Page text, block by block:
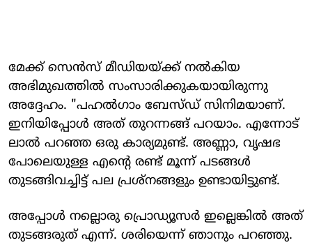
മേക്ക് സെന്‍സ് മീഡിയയ്ക്ക് നല്‍കിയ
അഭിമുഖത്തിൽ സംസാരിക്കുകയായിരുന്നു
അദ്ദേഹം. "പഹൽഗാം ബേസ്ഡ് സിനിമയാണ്.
ഇനിയിപ്പോള്‍ അത് തുറന്നങ്ങ് പറയാം. എന്നോട്
ലാല്‍ പറഞ്ഞ ഒരു കാര്യമുണ്ട്. അണ്ണാ, വൃഷഭ
പോലെയുള്ള എന്‍റെ രണ്ട് മൂന്ന് പടങ്ങള്‍
തുടങ്ങിവച്ചിട്ട് പല പ്രശ്നങ്ങളും ഉണ്ടായിട്ടുണ്ട്.
അപ്പോള്‍ നല്ലൊരു പ്രൊഡ്യൂസര്‍ ഇല്ലെങ്കില്‍ അത്
തുടങ്ങരുത് എന്ന്. ശരിയെന്ന് ഞാനും പറഞ്ഞു.